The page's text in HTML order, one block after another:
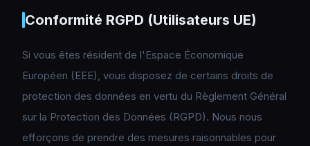
Conformité RGPD (Utilisateurs UE)
Si vous êtes résident de l'Espace Économique
Européen (EEE), vous disposez de certains droits de
protection des données en vertu du Règlement Général
sur la Protection des Données (RGPD). Nous nous
efforçons de prendre des mesures raisonnables pour